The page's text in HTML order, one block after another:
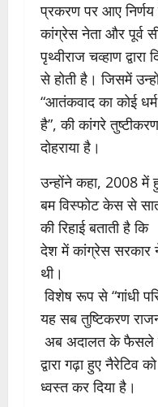
प्रकरण पर आए निर्णय
कांग्रेस नेता और पूर्व
पृथ्वीराज चव्हाण द्वारा
से होती है। जिसमें
“आतंकवाद का कोई धर्म
है”, की कांगरे
दोहराया है।
उन्होंने कहा, 2008 में
बम विस्फोट केस से सात
की रिहाई बताती है कि
देश में कांग्रेस सरकार
थी।
विशेष रूप से “गांधी
यह सब तुष्टिकरण
अब अदालत के फैसले
द्वारा गढ़ा हुए नैरेटिव
ध्वस्त कर दिया है।